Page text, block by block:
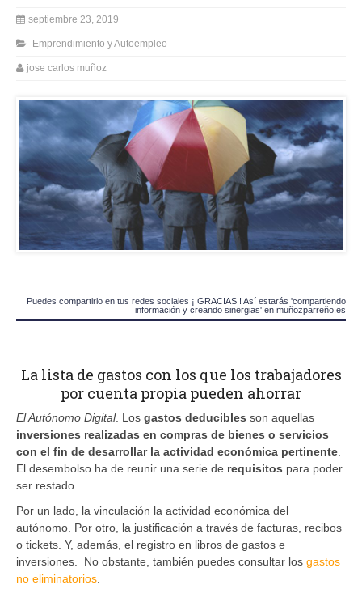
septiembre 23, 2019
Emprendimiento y Autoempleo
jose carlos muñoz
Puedes compartirlo en tus redes sociales ¡ GRACIAS ! Así estarás 'compartiendo
información y creando sinergias' en muñozparreño.es
La lista de gastos con los que los trabajadores
por cuenta propia pueden ahorrar
El Autónomo Digital. Los gastos deducibles son aquellas
inversiones realizadas en compras de bienes o servicios
con el fin de desarrollar la actividad económica pertinente
El desembolso ha de reunir una serie de requisitos para poder
ser restado.
Por un lado, la vinculación la actividad económica del
autónomo. Por otro, la justificación a través de facturas, recibos
o tickets. Y, además, el registro en libros de gastos e
inversiones. No obstante, también puedes consultar los gastos
no eliminatorios